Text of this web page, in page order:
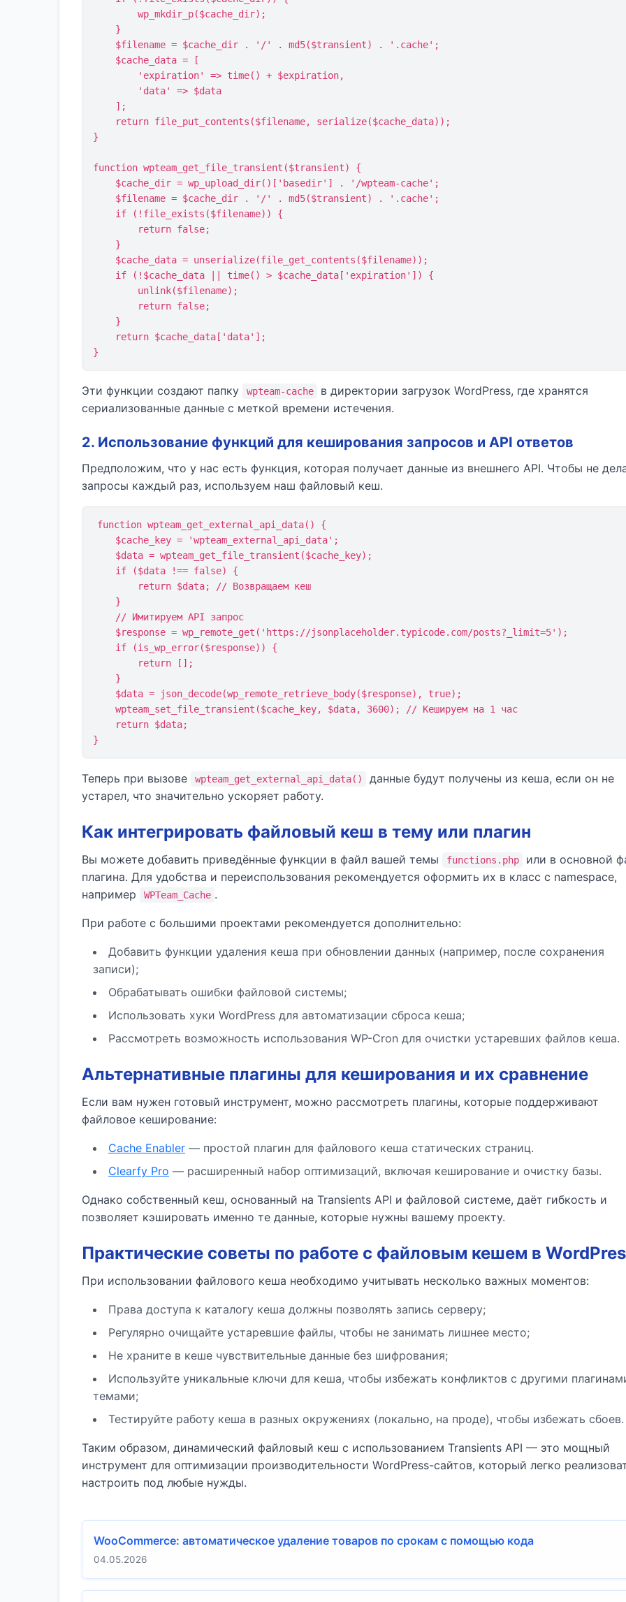
}
function wpteam_get_file_transient($transient) {
}
Эти функции создают папку wpteam-cache
в директории загрузок WordPress, где хранятся
сериализованные данные с меткой времени истечения.
2. Использование функций для кеширования запросов и API ответов
Предположим, что у нас есть функция, которая получает данные из внешнего API. Чтобы не
запросы каждый раз, используем наш файловый кеш.
function wpteam_get_external_api_data() {
}
Теперь при вызове wpteam_get_external_api_data()
данные будут получены из кеша, если он не
устарел, что значительно ускоряет работу.
Как интегрировать файловый кеш в тему или плагин
Вы можете добавить приведённые функции в файл вашей темы functions.php
или в основной
плагина. Для удобства и переиспользования рекомендуется оформить их в класс с namespace,
например
WPTeam_Cache .
При работе с большими проектами рекомендуется дополнительно:
Добавить функции удаления кеша при обновлении данных (например, после сохранения
записи);
Обрабатывать ошибки файловой системы;
Использовать хуки WordPress для автоматизации сброса кеша;
Рассмотреть возможность использования WP-Cron для очистки устаревших файлов кеша.
Альтернативные плагины для кеширования и их сравнение
Если вам нужен готовый инструмент, можно рассмотреть плагины, которые поддерживают
файловое кеширование:
Cache Enabler — простой плагин для файлового кеша статических страниц.
Clearfy Pro — расширенный набор оптимизаций, включая кеширование и очистку базы.
Однако собственный кеш, основанный на Transients API и файловой системе, даёт гибкость и
позволяет кэшировать именно те данные, которые нужны вашему проекту.
Практические советы по работе с файловым кешем в
При использовании файлового кеша необходимо учитывать несколько важных моментов:
Права доступа к каталогу кеша должны позволять запись серверу;
Регулярно очищайте устаревшие файлы, чтобы не занимать лишнее место;
Не храните в кеше чувствительные данные без шифрования;
Используйте уникальные ключи для кеша, чтобы избежать конфликтов с другими
темами;
Тестируйте работу кеша в разных окружениях (локально, на проде), чтобы избежать сбоев.
Таким образом, динамический файловый кеш с использованием Transients API — это мощный
инструмент для оптимизации производительности WordPress-сайтов, который легко
настроить под любые нужды.
WooCommerce: автоматическое удаление товаров по срокам с помощью кода
04.05.2026